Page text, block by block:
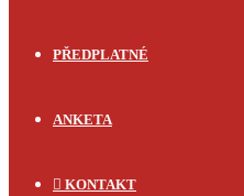
PŘEDPLATNÉ
ANKETA
KONTAKT